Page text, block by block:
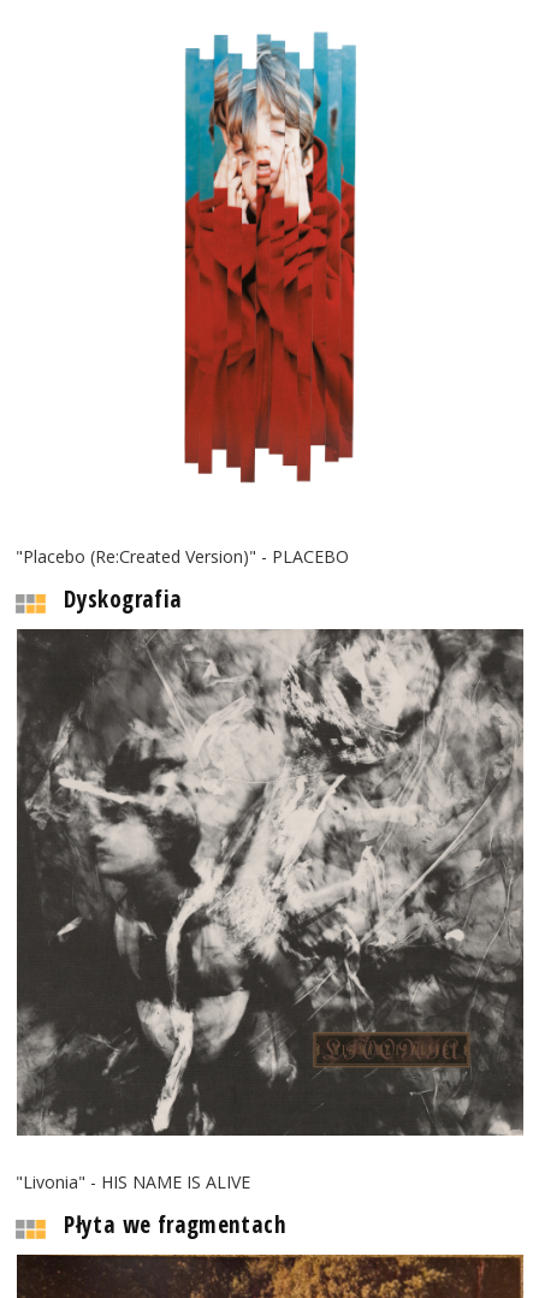
"Placebo (Re:Created Version)" - PLACEBO
Dyskografia
"Livonia" - HIS NAME IS ALIVE
Płyta we fragmentach